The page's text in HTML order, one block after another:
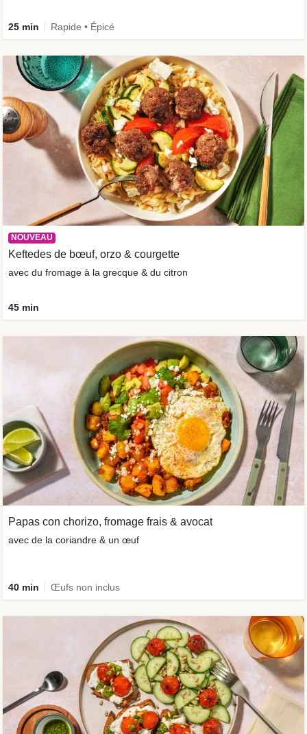
25 min Rapide • Épicé
NOUVEAU
Keftedes de bœuf, orzo & courgette
avec du fromage à la grecque & du citron
45 min
Papas con chorizo, fromage frais & avocat
avec de la coriandre & un œuf
40 min Œufs non inclus